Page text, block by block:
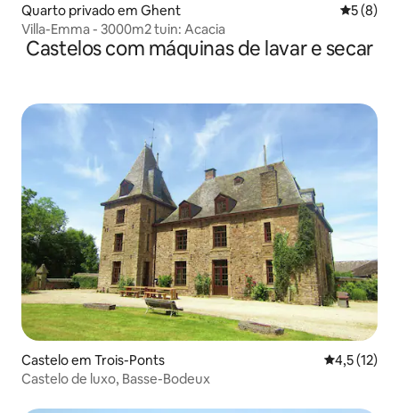
Quarto privado em Ghent
5 (8)
Villa-Emma - 3000m2 tuin: Acacia
Castelos com máquinas de lavar e secar
Castelo em Trois-Ponts
4,5 (12)
Castelo de luxo, Basse-Bodeux